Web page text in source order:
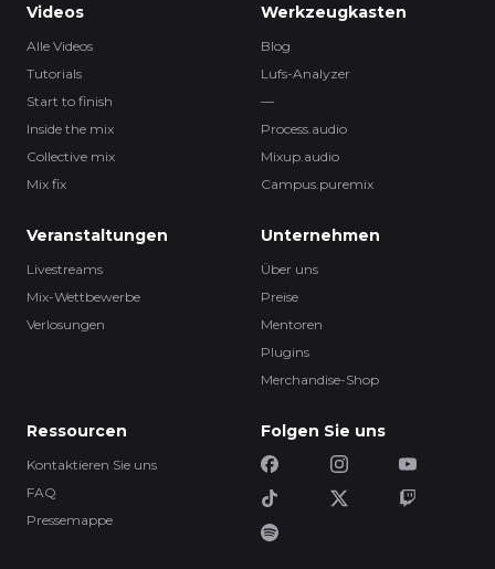
Videos
Alle Videos
Tutorials
Start to finish
Inside the mix
Collective mix
Mix fix
Werkzeugkasten
Blog
Lufs-Analyzer
—
Process.audio
Mixup.audio
Campus.puremix
Veranstaltungen
Livestreams
Mix-Wettbewerbe
Verlosungen
Unternehmen
Über uns
Preise
Mentoren
Plugins
Merchandise-Shop
Ressourcen
Kontaktieren Sie uns
FAQ
Pressemappe
Folgen Sie uns